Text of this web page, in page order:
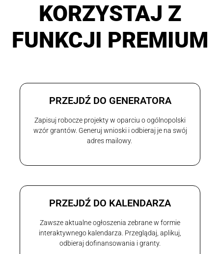
KORZYSTAJ Z
FUNKCJI PREMIUM
PRZEJDŹ DO GENERATORA
Zapisuj robocze projekty w oparciu o ogólnopolski
wzór grantów. Generuj wnioski i odbieraj je na swój
adres mailowy.
PRZEJDŹ DO KALENDARZA
Zawsze aktualne ogłoszenia zebrane w formie
interaktywnego kalendarza. Przeglądaj, aplikuj,
odbieraj dofinansowania i granty.